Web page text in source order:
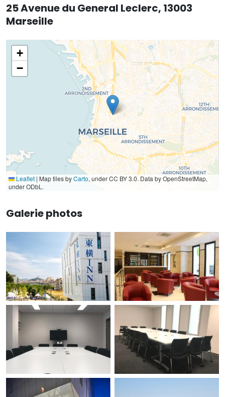
25 Avenue du General Leclerc, 13003
Marseille
+
−
Leaflet | Map tiles byCarto, under CC BY 3.0. Data by OpenStreetMap,
under ODbL.
Galerie photos